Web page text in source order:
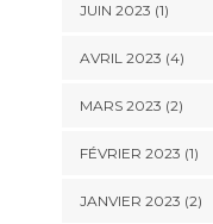
JUIN 2023 (1)
AVRIL 2023 (4)
MARS 2023 (2)
FÉVRIER 2023 (1)
JANVIER 2023 (2)